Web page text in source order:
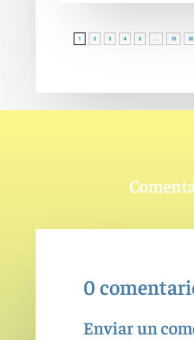
1 2 3 4 5 ... 10 20
0
Enviar un